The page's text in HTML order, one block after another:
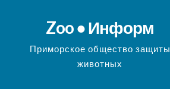
содержимомуZoo ● Информ
Приморское общество защиты
животных